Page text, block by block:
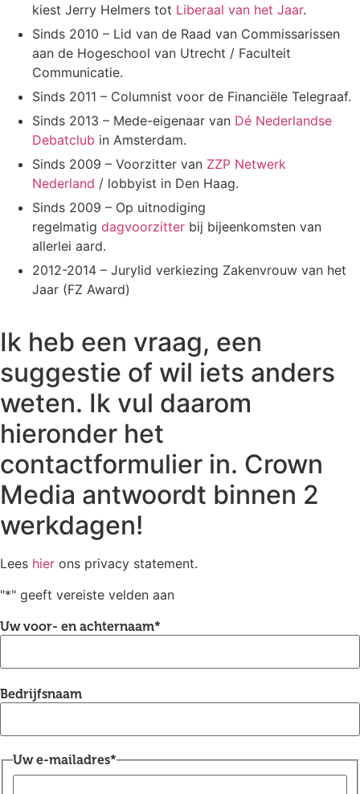
kiest Jerry Helmers tot Liberaal van het Jaar.
Sinds 2010 – Lid van de Raad van Commissarissen
aan de Hogeschool van Utrecht / Faculteit
Communicatie.
Sinds 2011 – Columnist voor de Financiële Telegraaf.
Sinds 2013 – Mede-eigenaar van Dé Nederlandse
Debatclub in Amsterdam.
Sinds 2009 – Voorzitter van ZZP Netwerk
Nederland / lobbyist in Den Haag.
Sinds 2009 – Op uitnodiging
regelmatig dagvoorzitter bij bijeenkomsten van
allerlei aard.
2012-2014 – Jurylid verkiezing Zakenvrouw van het
Jaar (FZ Award)
Ik heb een vraag, een
suggestie of wil iets anders
weten. Ik vul daarom
hieronder het
contactformulier in. Crown
Media antwoordt binnen 2
werkdagen!
Lees hier ons privacy statement.
"*" geeft vereiste velden aan
Uw voor- en achternaam*
Bedrijfsnaam
Uw e-mailadres*